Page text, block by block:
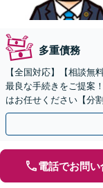
多重債務
【全国対応】【相談無
最良な手続きをご提案
はお任せください【分
電話でお問い